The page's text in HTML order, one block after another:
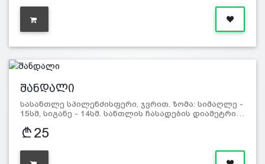
შანდალი
სასანთლე სპილენძისფერი, ჯვრით. ზომა: სიმაღლე -
15სმ, სიგანე - 14სმ. სანთლის ჩასადების დიამეტრი…
25